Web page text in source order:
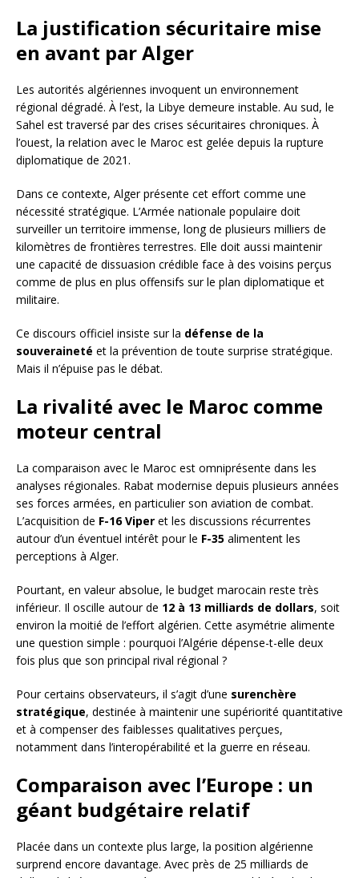
La justification sécuritaire mise
en avant par Alger
Les autorités algériennes invoquent un environnement
régional dégradé. À l’est, la Libye demeure instable. Au sud, le
Sahel est traversé par des crises sécuritaires chroniques. À
l’ouest, la relation avec le Maroc est gelée depuis la rupture
diplomatique de 2021.
Dans ce contexte, Alger présente cet effort comme une
nécessité stratégique. L’Armée nationale populaire doit
surveiller un territoire immense, long de plusieurs milliers de
kilomètres de frontières terrestres. Elle doit aussi maintenir
une capacité de dissuasion crédible face à des voisins perçus
comme de plus en plus offensifs sur le plan diplomatique et
militaire.
Ce discours officiel insiste sur la défense de la
souveraineté et la prévention de toute surprise stratégique.
Mais il n’épuise pas le débat.
La rivalité avec le Maroc comme
moteur central
La comparaison avec le Maroc est omniprésente dans les
analyses régionales. Rabat modernise depuis plusieurs années
ses forces armées, en particulier son aviation de combat.
L’acquisition de F-16 Viper et les discussions récurrentes
autour d’un éventuel intérêt pour le F-35 alimentent les
perceptions à Alger.
Pourtant, en valeur absolue, le budget marocain reste très
inférieur. Il oscille autour de 12 à 13 milliards de dollars, soit
environ la moitié de l’effort algérien. Cette asymétrie alimente
une question simple : pourquoi l’Algérie dépense-t-elle deux
fois plus que son principal rival régional ?
Pour certains observateurs, il s’agit d’une surenchère
stratégique, destinée à maintenir une supériorité quantitative
et à compenser des faiblesses qualitatives perçues,
notamment dans l’interopérabilité et la guerre en réseau.
Comparaison avec l’Europe : un
géant budgétaire relatif
Placée dans un contexte plus large, la position algérienne
surprend encore davantage. Avec près de 25 milliards de